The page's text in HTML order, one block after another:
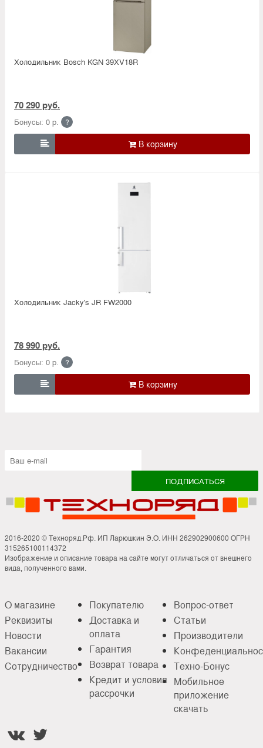
Холодильник Bosсh KGN 39XV18R
70 290 руб.
Бонусы: 0 р. ?

Холодильник Jacky's JR FW2000
78 990 руб.
Бонусы: 0 р. ?

2016-2020 © Техноряд.Рф. ИП Ларюшкин Э.О. ИНН 262902900600 ОГРН
315265100114372
Изображение и описание товара на сайте могут отличаться от внешнего
вида, полученного вами.
О магазине
Реквизиты
Новости
Вакансии
Сотрудничество
Покупателю
Доставка и
оплата
Гарантия
Возврат товара
Кредит и условия
рассрочки
Вопрос-ответ
Статьи
Производители
Техно-Бонус
Мобильное
приложение
скачать
 